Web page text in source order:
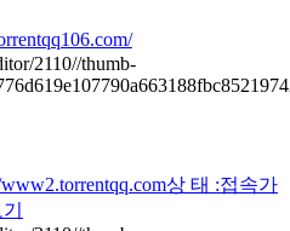
상 태 :접속가